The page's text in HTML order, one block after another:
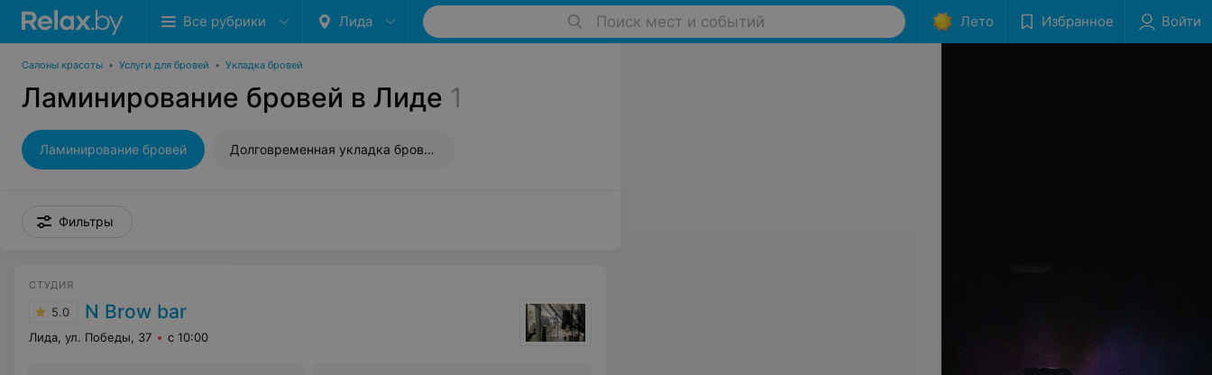
Все рубрики Лида Поиск мест и событий Лето Избранное Войти
Салоны красоты • Услуги для бровей • Укладка бровей
Ламинирование бровей в Лиде 1
Ламинирование бровей Долговременная укладка бровей (биофиксация)
Фильтры
СТУДИЯ
5.0 N Brow bar
Лида, ул. Победы, 37 с 10:00